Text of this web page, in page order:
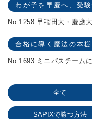
わが子を早慶へ、受
合格に導く魔法の本棚
全て
SAPIXで勝つ方法